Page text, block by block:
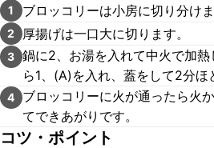
1 ブロッコリーは小房に切り分けま
2 厚揚げは一口大に切ります。
3 鍋に2、お湯を入れて中火で加
ら1、(A)を入れ、蓋をして2分ほ
4
ブロッコリーに火が通ったら火
てできあがりです。
コツ・ポイント